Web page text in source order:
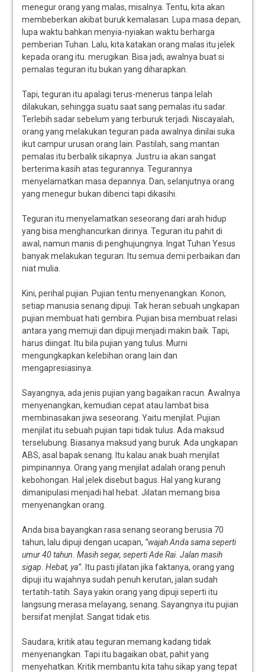
menegur orang yang malas, misalnya. Tentu, kita akan
membeberkan akibat buruk kemalasan. Lupa masa depan,
lupa waktu bahkan menyia-nyiakan waktu berharga
pemberian Tuhan. Lalu, kita katakan orang malas itu jelek
kepada orang itu. merugikan. Bisa jadi, awalnya buat si
pemalas teguran itu bukan yang diharapkan.
Tapi, teguran itu apalagi terus-menerus tanpa lelah
dilakukan, sehingga suatu saat sang pemalas itu sadar.
Terlebih sadar sebelum yang terburuk terjadi. Niscayalah,
orang yang melakukan teguran pada awalnya dinilai suka
ikut campur urusan orang lain. Pastilah, sang mantan
pemalas itu berbalik sikapnya. Justru ia akan sangat
berterima kasih atas tegurannya. Tegurannya
menyelamatkan masa depannya. Dan, selanjutnya orang
yang menegur bukan dibenci tapi dikasihi.
Teguran itu menyelamatkan seseorang dari arah hidup
yang bisa menghancurkan dirinya. Teguran itu pahit di
awal, namun manis di penghujungnya. Ingat Tuhan Yesus
banyak melakukan teguran. Itu semua demi perbaikan dan
niat mulia.
Kini, perihal pujian. Pujian tentu menyenangkan. Konon,
setiap manusia senang dipuji. Tak heran sebuah ungkapan
pujian membuat hati gembira. Pujian bisa membuat relasi
antara yang memuji dan dipuji menjadi makin baik. Tapi,
harus diingat. Itu bila pujian yang tulus. Murni
mengungkapkan kelebihan orang lain dan
mengapresiasinya.
Sayangnya, ada jenis pujian yang bagaikan racun. Awalnya
menyenangkan, kemudian cepat atau lambat bisa
membinasakan jiwa seseorang. Yaitu menjilat. Pujian
menjilat itu sebuah pujian tapi tidak tulus. Ada maksud
terselubung. Biasanya maksud yang buruk. Ada ungkapan
ABS, asal bapak senang. Itu kalau anak buah menjilat
pimpinannya. Orang yang menjilat adalah orang penuh
kebohongan. Hal jelek disebut bagus. Hal yang kurang
dimanipulasi menjadi hal hebat. Jilatan memang bisa
menyenangkan orang.
Anda bisa bayangkan rasa senang seorang berusia 70
tahun, lalu dipuji dengan ucapan, ”wajah Anda sama seperti
umur 40 tahun. Masih segar, seperti Ade Rai. Jalan masih
sigap. Hebat, ya”. Itu pasti jilatan jika faktanya, orang yang
dipuji itu wajahnya sudah penuh kerutan, jalan sudah
tertatih-tatih. Saya yakin orang yang dipuji seperti itu
langsung merasa melayang, senang. Sayangnya itu pujian
bersifat menjilat. Sangat tidak etis.
Saudara, kritik atau teguran memang kadang tidak
menyenangkan. Tapi itu bagaikan obat, pahit yang
menyehatkan. Kritik membantu kita tahu sikap yang tepat